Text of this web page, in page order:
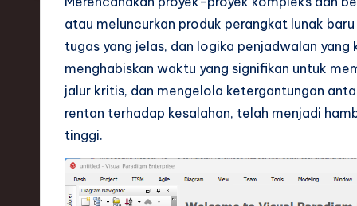
atau meluncurkan produk perangkat lunak
tugas yang jelas, dan logika penjadwalan
menghabiskan waktu yang signifikan untuk
jalur kritis, dan mengelola ketergantungan
rentan terhadap kesalahan, telah menjadi
tinggi.